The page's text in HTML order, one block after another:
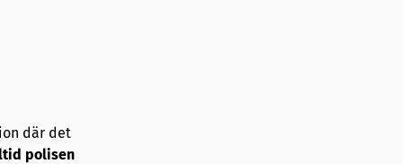
där det
polisen